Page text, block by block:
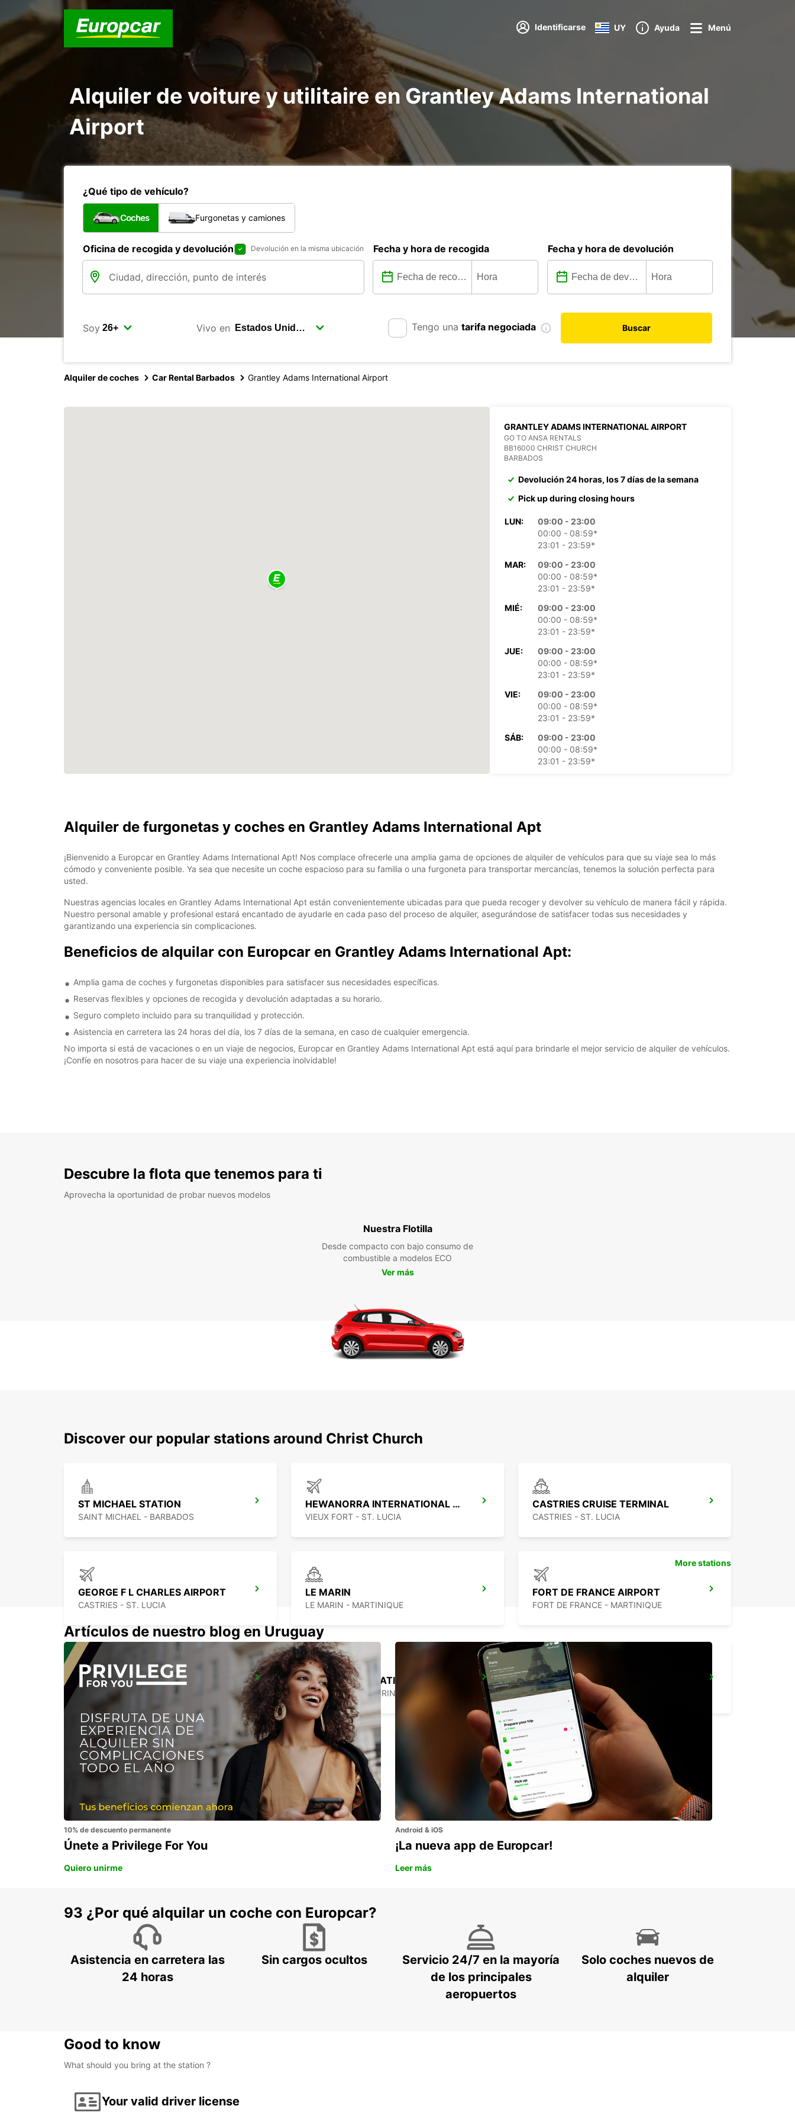
Identificarse UY Ayuda Menú
Alquiler de voiture y utilitaire en Grantley Adams International
Airport
¿Qué tipo de vehículo?
Coches Furgonetas y camiones
Oficina de recogida y devolución Devolución en la misma ubicación Fecha y hora de recogida Fecha y hora de devolución
Soy Vivo en Tengo una tarifa negociada Buscar
Alquiler de coches Car Rental Barbados Grantley Adams International Airport
GRANTLEY ADAMS INTERNATIONAL AIRPORT
GO TO ANSA RENTALS
BB16000 CHRIST CHURCH
BARBADOS
Devolución 24 horas, los 7 días de la semana
Pick up during closing hours
LUN:
09:00 - 23:00
00:00 - 08:59*
23:01 - 23:59*
MAR:
09:00 - 23:00
00:00 - 08:59*
23:01 - 23:59*
MIÉ:
09:00 - 23:00
00:00 - 08:59*
23:01 - 23:59*
JUE:
09:00 - 23:00
00:00 - 08:59*
23:01 - 23:59*
VIE:
09:00 - 23:00
00:00 - 08:59*
23:01 - 23:59*
SÁB:
09:00 - 23:00
00:00 - 08:59*
23:01 - 23:59*
*Con cargos extras
These opening hours may vary due to public holidays.
+1246 (0) 4672525
Itinerario
Alquiler de furgonetas y coches en Grantley Adams International Apt
¡Bienvenido a Europcar en Grantley Adams International Apt! Nos complace ofrecerle una amplia gama de opciones de alquiler de vehículos para que su viaje sea lo más
cómodo y conveniente posible. Ya sea que necesite un coche espacioso para su familia o una furgoneta para transportar mercancías, tenemos la solución perfecta para
usted.
Nuestras agencias locales en Grantley Adams International Apt están convenientemente ubicadas para que pueda recoger y devolver su vehículo de manera fácil y rápida.
Nuestro personal amable y profesional estará encantado de ayudarle en cada paso del proceso de alquiler, asegurándose de satisfacer todas sus necesidades y
garantizando una experiencia sin complicaciones.
Beneficios de alquilar con Europcar en Grantley Adams International Apt:
Amplia gama de coches y furgonetas disponibles para satisfacer sus necesidades específicas.
Reservas flexibles y opciones de recogida y devolución adaptadas a su horario.
Seguro completo incluido para su tranquilidad y protección.
Asistencia en carretera las 24 horas del día, los 7 días de la semana, en caso de cualquier emergencia.
No importa si está de vacaciones o en un viaje de negocios, Europcar en Grantley Adams International Apt está aquí para brindarle el mejor servicio de alquiler de vehículos.
¡Confíe en nosotros para hacer de su viaje una experiencia inolvidable!
Descubre la flota que tenemos para ti
Aprovecha la oportunidad de probar nuevos modelos
Nuestra Flotilla
Desde compacto con bajo consumo de
combustible a modelos ECO
Ver más
Discover our popular stations around Christ Church
ST MICHAEL STATION
SAINT MICHAEL - BARBADOS
HEWANORRA INTERNATIONAL AIRPORT
VIEUX FORT - ST. LUCIA
CASTRIES CRUISE TERMINAL
CASTRIES - ST. LUCIA
GEORGE F L CHARLES AIRPORT
CASTRIES - ST. LUCIA
LE MARIN
LE MARIN - MARTINIQUE
FORT DE FRANCE AIRPORT
FORT DE FRANCE - MARTINIQUE
CROWN POINT - TRINIDAD AND TOBAGO
THE ARCADE HILTON TRINIDAD
More stations
Artículos de nuestro blog en Uruguay
10% de descuento permanente
Únete a Privilege For You
Quiero unirme
Android & iOS
¡La nueva app de Europcar!
Leer más
93 ¿Por qué alquilar un coche con Europcar?
Asistencia en carretera las
24 horas
Sin cargos ocultos
Servicio 24/7 en la mayoría
de los principales
aeropuertos
Solo coches nuevos de
alquiler
Good to know
What should you bring at the station ?
Your valid driver license